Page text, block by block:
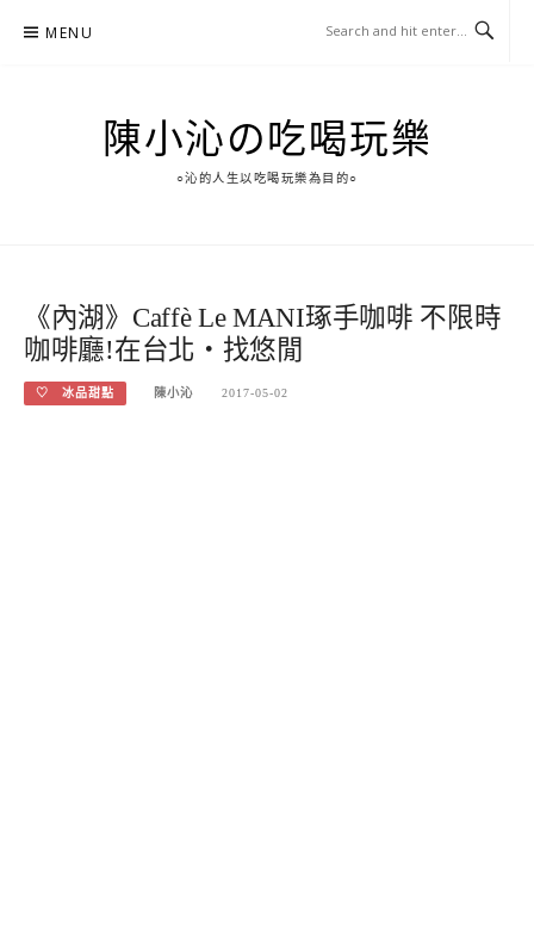
MENU
陳小沁の吃喝玩樂
○沁的人生以吃喝玩樂為目的○
《內湖》Caffè Le MANI琢手咖啡 不限時
咖啡廳!在台北‧找悠閒
♡ 冰品甜點 陳小沁 2017-05-02